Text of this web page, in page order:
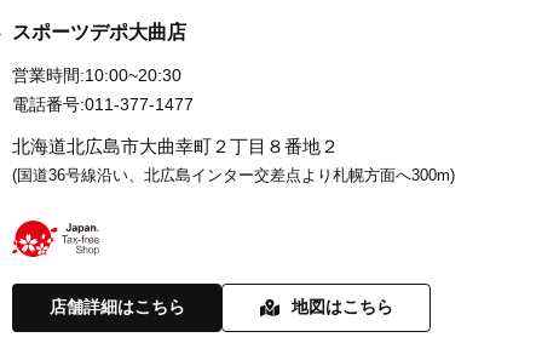
スポーツデポ大曲店
営業時間:10:00~20:30
電話番号:011-377-1477
北海道北広島市大曲幸町２丁目８番地２
(国道36号線沿い、北広島インター交差点より札幌方面へ300m)
店舗詳細はこちら 地図はこちら